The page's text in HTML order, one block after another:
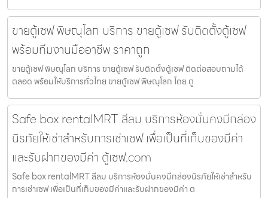
ขายตู้เซฟ พิษณุโลก บริการ ขายตู้เซฟ รับติดตั้งตู้เซฟ
พร้อมทีมงานมืออาชีพ ราคาถูก
ขายตู้เซฟ พิษณุโลก บริการ ขายตู้เซฟ รับติดตั้งตู้เซฟ ติดต่อสอบถามได้
ตลอด พร้อมให้บริการทั่วไทย ขายตู้เซฟ พิษณุโลก โดย ตู
Safe box rentalMRT สีลม บริการห้องมั่นคงมีกล่อง
นิรภัยให้เช่าสำหรับการเช่าเซฟ เพื่อเป็นที่เก็บของมีค่า
และรับฝากของมีค่า ตู้เซฟ.com
Safe box rentalMRT สีลม บริการห้องมั่นคงมีกล่องนิรภัยให้เช่าสำหรับ
การเช่าเซฟ เพื่อเป็นที่เก็บของมีค่าและรับฝากของมีค่า ต